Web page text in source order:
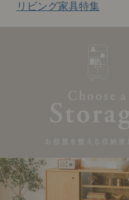
リビング家具特集